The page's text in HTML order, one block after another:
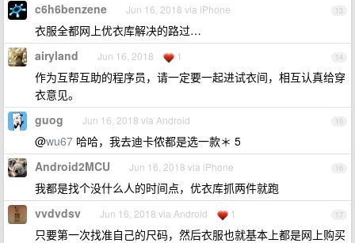
13
c6h6benzene Jun 16, 2018 via iPhone
衣服全都网上优衣库解决的路过…
14
airyland Jun 16, 2018 1
作为互帮互助的程序员，请一定要一起进试衣间，相互认真给穿
衣意见。
15
guog Jun 16, 2018 via Android
@wu67 哈哈，我去迪卡侬都是选一款＊ 5
16
Android2MCU Jun 16, 2018 via iPhone
我都是找个没什么人的时间点，优衣库抓两件就跑
17
vvdvdsv Jun 16, 2018 via Android 1
只要第一次找准自己的尺码，然后衣服也就基本上都是网上购买